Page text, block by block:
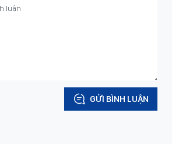
GỬI BÌNH LUẬN